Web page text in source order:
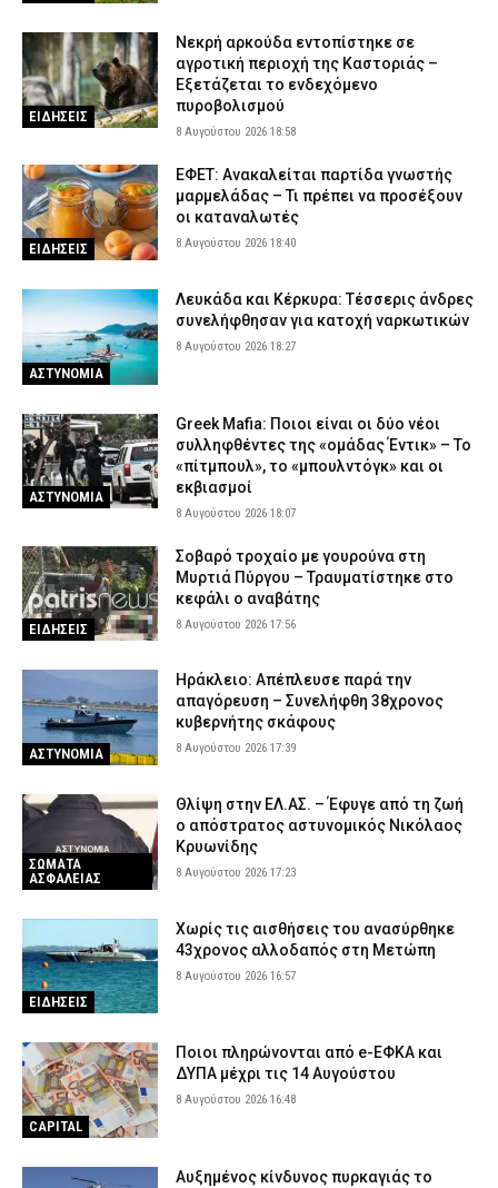
ΕΙΔΗΣΕΙΣ
Νεκρή αρκούδα εντοπίστηκε σε
αγροτική περιοχή της Καστοριάς –
Εξετάζεται το ενδεχόμενο
πυροβολισμού
8 Αυγούστου 2026 18:58
ΕΙΔΗΣΕΙΣ
ΕΦΕΤ: Ανακαλείται παρτίδα γνωστής
μαρμελάδας – Τι πρέπει να προσέξουν
οι καταναλωτές
8 Αυγούστου 2026 18:40
ΑΣΤΥΝΟΜΙΑ
Λευκάδα και Κέρκυρα: Τέσσερις άνδρες
συνελήφθησαν για κατοχή ναρκωτικών
8 Αυγούστου 2026 18:27
ΑΣΤΥΝΟΜΙΑ
Greek Mafia: Ποιοι είναι οι δύο νέοι
συλληφθέντες της «ομάδας Έντικ» – Το
«πίτμπουλ», το «μπουλντόγκ» και οι
εκβιασμοί
8 Αυγούστου 2026 18:07
ΕΙΔΗΣΕΙΣ
Σοβαρό τροχαίο με γουρούνα στη
Μυρτιά Πύργου – Τραυματίστηκε στο
κεφάλι ο αναβάτης
8 Αυγούστου 2026 17:56
ΑΣΤΥΝΟΜΙΑ
Ηράκλειο: Απέπλευσε παρά την
απαγόρευση – Συνελήφθη 38χρονος
κυβερνήτης σκάφους
8 Αυγούστου 2026 17:39
ΣΩΜΑΤΑ
ΑΣΦΑΛΕΙΑΣ
Θλίψη στην ΕΛ.ΑΣ. – Έφυγε από τη ζωή
ο απόστρατος αστυνομικός Νικόλαος
Κρυωνίδης
8 Αυγούστου 2026 17:23
ΕΙΔΗΣΕΙΣ
Χωρίς τις αισθήσεις του ανασύρθηκε
43χρονος αλλοδαπός στη Μετώπη
8 Αυγούστου 2026 16:57
CAPITAL
Ποιοι πληρώνονται από e-ΕΦΚΑ και
ΔΥΠΑ μέχρι τις 14 Αυγούστου
8 Αυγούστου 2026 16:48
Αυξημένος κίνδυνος πυρκαγιάς το